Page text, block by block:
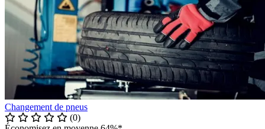
Changement de pneus
(0)